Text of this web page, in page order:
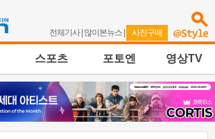
전체기사| 많이본뉴스 | 사진구매
스포츠 포토엔 영상TV